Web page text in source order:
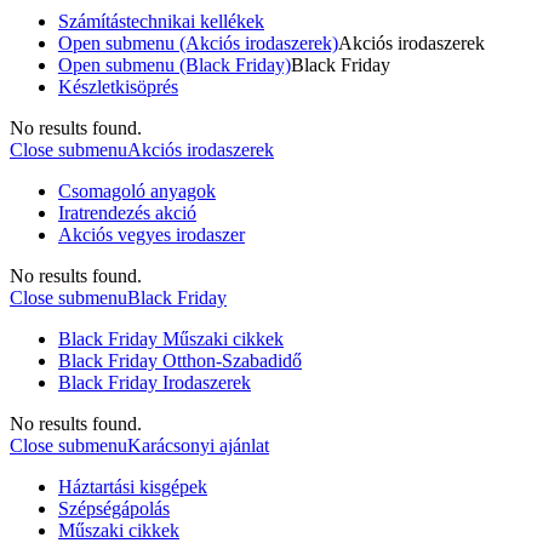
Számítástechnikai kellékek
Open submenu (Akciós irodaszerek)Akciós irodaszerek
Open submenu (Black Friday)Black Friday
Készletkisöprés
No results found.
Close submenuAkciós irodaszerek
Csomagoló anyagok
Iratrendezés akció
Akciós vegyes irodaszer
No results found.
Close submenuBlack Friday
Black Friday Műszaki cikkek
Black Friday Otthon-Szabadidő
Black Friday Irodaszerek
No results found.
Close submenuKarácsonyi ajánlat
Háztartási kisgépek
Szépségápolás
Műszaki cikkek